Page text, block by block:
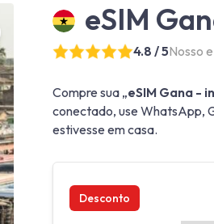
eSIM
4.8 / 5Nosso
Compre sua „eSIM Gana -
conectado, use WhatsApp,
estivesse em casa.
Desconto